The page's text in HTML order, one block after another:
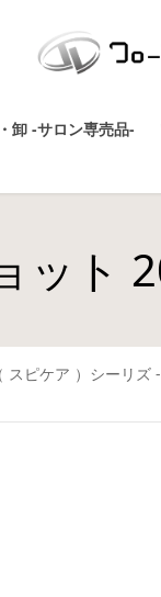
卸 -サロン専売品-
ット
スピケア ）シーリズ